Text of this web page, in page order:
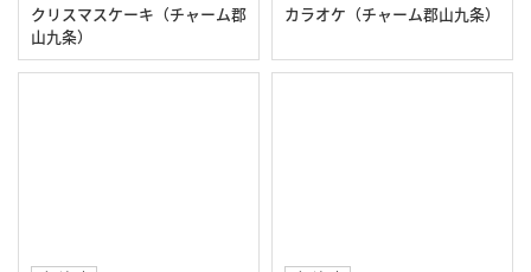
クリスマスケーキ（チャーム郡
山九条）
カラオケ（チャーム郡山九条）